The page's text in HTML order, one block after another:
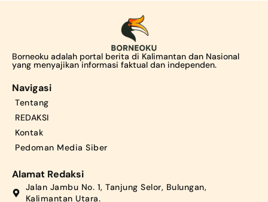
Borneoku adalah portal berita di Kalimantan dan Nasional
yang menyajikan informasi faktual dan independen.
Navigasi
Tentang
REDAKSI
Kontak
Pedoman Media Siber
Alamat Redaksi
Jalan Jambu No. 1, Tanjung Selor, Bulungan,
Kalimantan Utara.